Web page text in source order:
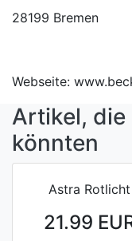
28199 Bremen
Webseite:
Artikel, die
könnten
Astra Rotlicht
21.99